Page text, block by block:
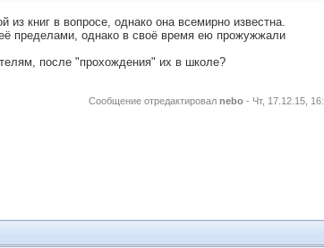
из книг в вопросе, однако она всемирно известна.
пределами, однако в своё время ею прожужжали
после "прохождения" их в школе?
Сообщение отредактировал nebo - Чт, 17.12.15,